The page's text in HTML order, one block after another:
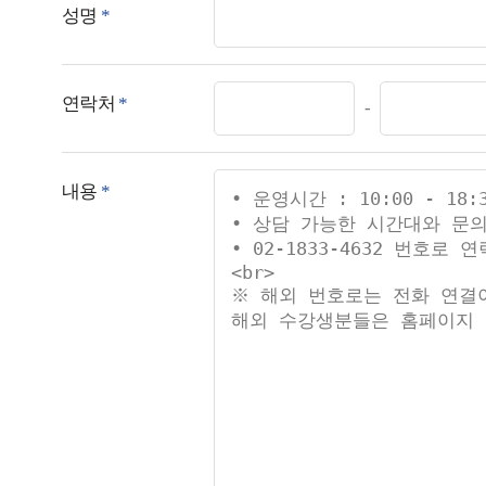
성명 *
연락처 * -
내용 *